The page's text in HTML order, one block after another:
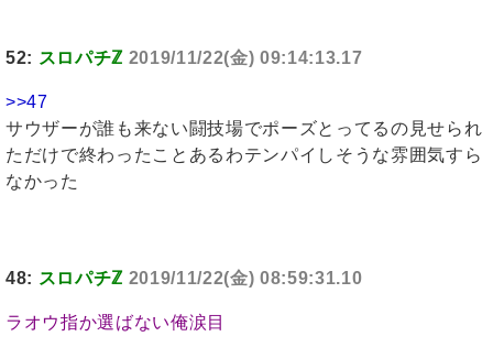
52: スロパチℤ 2019/11/22(金) 09:14:13.17
>>47
サウザーが誰も来ない闘技場でポーズとってるの見せられ
ただけで終わったことあるわテンパイしそうな雰囲気すら
なかった
48: スロパチℤ 2019/11/22(金) 08:59:31.10
ラオウ指か選ばない俺涙目